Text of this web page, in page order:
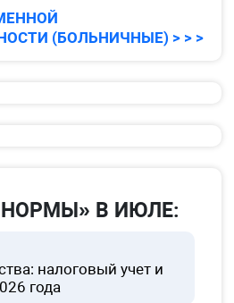
(БОЛЬНИЧНЫЕ) > > >
В ИЮЛЕ:
налоговый учет и
года